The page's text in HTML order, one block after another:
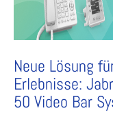
Neue Lösung
Erlebnisse:
50 Video Bar